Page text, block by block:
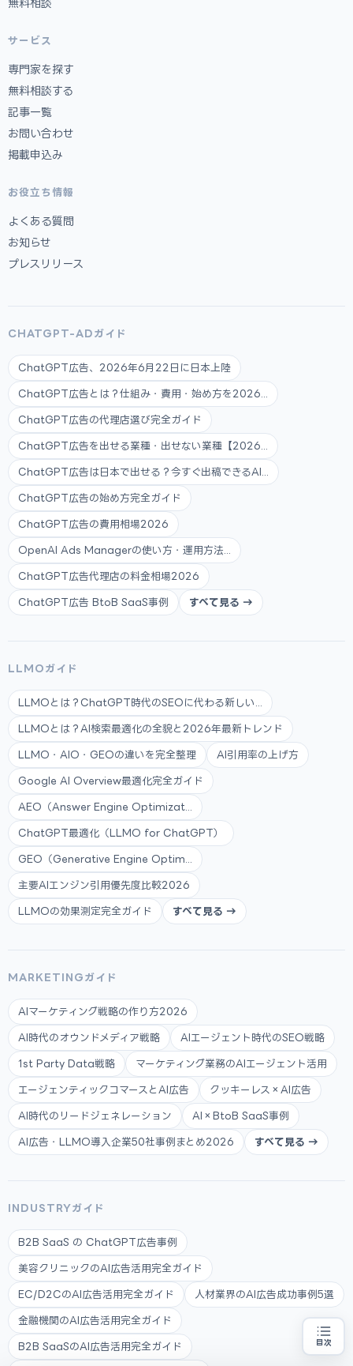
目次
補助金の申請代行をお探しの方
専門家に無料相談する
無料相談
サービス
専門家を探す
無料相談する
記事一覧
お問い合わせ
掲載申込み
お役立ち情報
よくある質問
お知らせ
プレスリリース
CHATGPT-ADガイド
ChatGPT広告、2026年6月22日に日本上陸
ChatGPT広告とは？仕組み・費用・始め方を2026...
ChatGPT広告の代理店選び完全ガイド
ChatGPT広告を出せる業種・出せない業種【2026...
ChatGPT広告は日本で出せる？今すぐ出稿できるAI...
ChatGPT広告の始め方完全ガイド
ChatGPT広告の費用相場2026
OpenAI Ads Managerの使い方・運用方法...
ChatGPT広告代理店の料金相場2026
ChatGPT広告 BtoB SaaS事例 すべて見る →
LLMOガイド
LLMOとは？ChatGPT時代のSEOに代わる新しい...
LLMOとは？AI検索最適化の全貌と2026年最新トレンド
LLMO・AIO・GEOの違いを完全整理 AI引用率の上げ方
Google AI Overview最適化完全ガイド
AEO（Answer Engine Optimizat...
ChatGPT最適化（LLMO for ChatGPT）
GEO（Generative Engine Optim...
主要AIエンジン引用優先度比較2026
LLMOの効果測定完全ガイド すべて見る →
MARKETINGガイド
AIマーケティング戦略の作り方2026
AI時代のオウンドメディア戦略 AIエージェント時代のSEO戦略
1st Party Data戦略 マーケティング業務のAIエージェント活用
エージェンティックコマースとAI広告 クッキーレス×AI広告
AI時代のリードジェネレーション AI×BtoB SaaS事例
AI広告・LLMO導入企業50社事例まとめ2026 すべて見る →
INDUSTRYガイド
B2B SaaS の ChatGPT広告事例
美容クリニックのAI広告活用完全ガイド
EC/D2CのAI広告活用完全ガイド 人材業界のAI広告成功事例5選
金融機関のAI広告活用完全ガイド
B2B SaaSのAI広告活用完全ガイド